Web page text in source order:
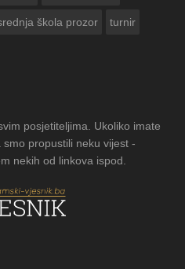
škola prozor turnir
posjetiteljima. Ukoliko imate
propustili neku vijest -
nekih od linkova ispod.